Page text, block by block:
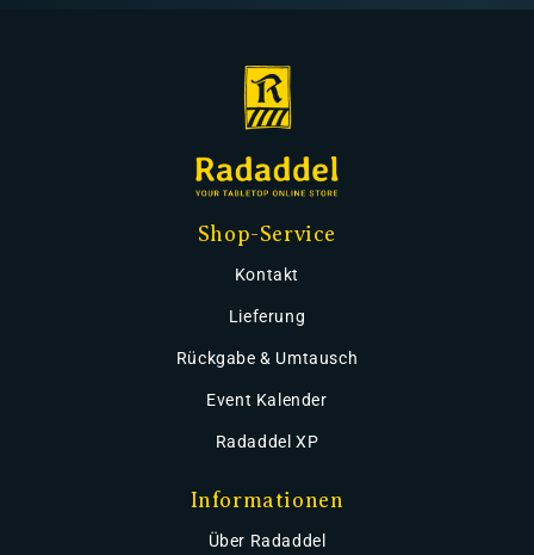
Shop-Service
Kontakt
Lieferung
Rückgabe & Umtausch
Event Kalender
Radaddel XP
Informationen
Über Radaddel